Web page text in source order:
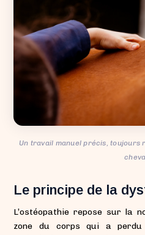
Un travail manuel précis, toujours
Le principe de la
L’ostéopathie repose sur la
zone du corps qui a perdu